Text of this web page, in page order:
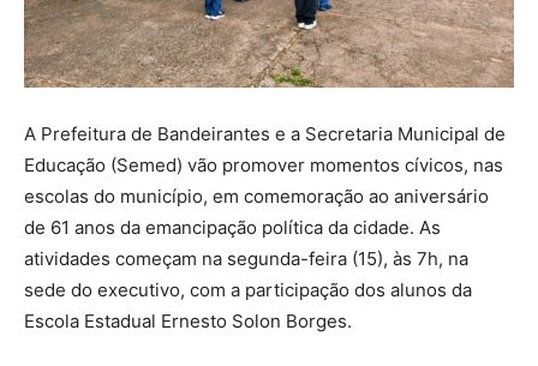
A Prefeitura de Bandeirantes e a Secretaria Municipal de
Educação (Semed) vão promover momentos cívicos, nas
escolas do município, em comemoração ao aniversário
de 61 anos da emancipação política da cidade. As
atividades começam na segunda-feira (15), às 7h, na
sede do executivo, com a participação dos alunos da
Escola Estadual Ernesto Solon Borges.